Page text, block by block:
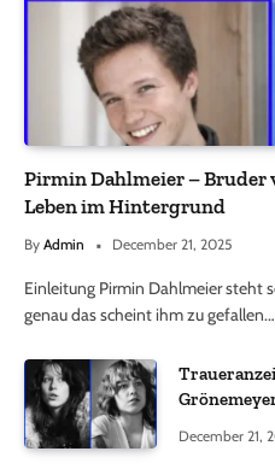
Pirmin Dahlmeier – Bruder
Leben im Hintergrund
By Admin December 21, 2025
Einleitung Pirmin Dahlmeier steht
genau das scheint ihm zu
December 21,